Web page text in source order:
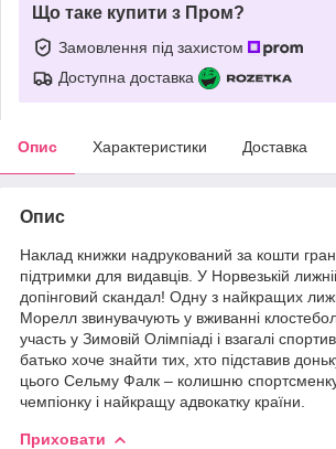
Що таке купити з Пром?
Замовлення під захистом
Доступна доставка
Опис Характеристики Доставка
Опис
Наклад книжки надрукований за кошти
підтримки для видавців. У Норвезькій
допінговий скандал! Одну з найкращих
Морелл звинувачують у вживанні
участь у Зимовій Олімпіаді і взагалі
батько хоче знайти тих, хто підставив
цього Сельму Фалк – колишню
чемпіонку і найкращу адвокатку країни.
Приховати